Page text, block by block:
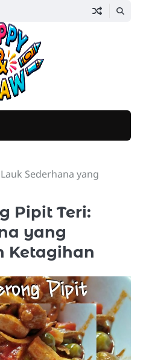
Sederhana yang
Pipit Teri:
yang
Ketagihan